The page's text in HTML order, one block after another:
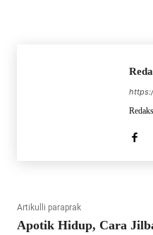
Artikulli paraprak
Apotik Hidup, Cara